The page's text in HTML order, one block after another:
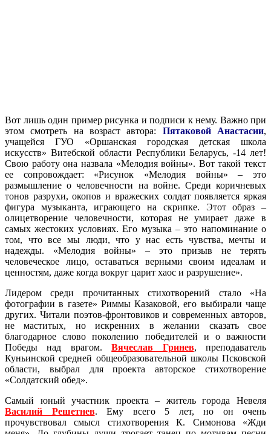
Вот лишь один пример рисунка и подписи к нему. Важно при
этом смотреть на возраст автора: Пятаковой Анастасии,
учащейся ГУО «Оршанская городская детская школа
искусств» Витебской области Республики Беларусь, -14 лет!
Свою работу она назвала «Мелодия войны». Вот такой текст
ее сопровождает: «Рисунок «Мелодия войны» – это
размышление о человечности на войне. Среди коричневых
тонов разрухи, окопов и вражеских солдат появляется яркая
фигура музыканта, играющего на скрипке. Этот образ –
олицетворение человечности, которая не умирает даже в
самых жестоких условиях. Его музыка – это напоминание о
том, что все мы люди, что у нас есть чувства, мечты и
надежды. «Мелодия войны» – это призыв не терять
человеческое лицо, оставаться верными своим идеалам и
ценностям, даже когда вокруг царит хаос и разрушение».
Лидером среди прочитанных стихотворений стало «На
фотографии в газете» Риммы Казаковой, его выбирали чаще
других. Читали поэтов-фронтовиков и современных авторов,
не маститых, но искренних в желании сказать свое
благодарное слово поколению победителей и о важности
Победы над врагом.Вячеслав Гринев, преподаватель
Куньинской средней общеобразовательной школы Псковской
области, выбрал для проекта авторское стихотворение
«Солдатский обед».
Самый юный учаcтник проекта – житель города Невеля
Василий Решетнев. Ему всего 5 лет, но он очень
прочувствовал смысл стихотворения К. Симонова «Жди